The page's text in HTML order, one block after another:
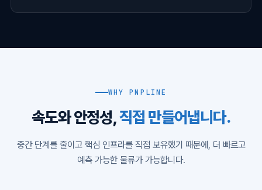
WHY PNPLINE
속도와 안정성,직접 만들어냅니다.
중간 단계를 줄이고 핵심 인프라를 직접 보유했기 때문에, 더 빠르고
예측 가능한 물류가 가능합니다.